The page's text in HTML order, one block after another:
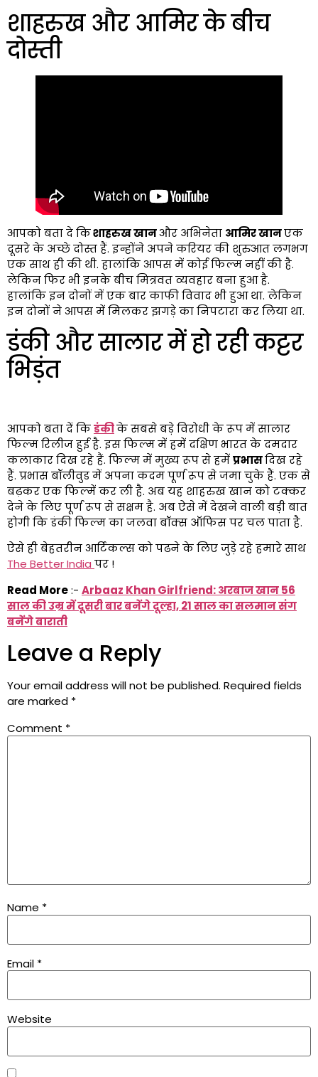
शाहरुख और आमिर के बीच
दोस्ती
आपको बता दे किशाहरुख खानऔर अभिनेता आमिर खानएक
दूसरे के अच्छे दोस्त हैं. इन्होंने अपने करियर की शुरुआत लगभग
एक साथ ही की थी. हालांकि आपस में कोई फिल्म नहीं की है.
लेकिन फिर भी इनके बीच मित्रवत व्यवहार बना हुआ है.
हालांकि इन दोनों में एक बार काफी विवाद भी हुआ था. लेकिन
इन दोनों ने आपस में मिलकर झगड़े का निपटारा कर लिया था.
डंकी और सालार में हो रही कट्टर
भिड़ंत
आपको बता दें किडंकीके सबसे बड़े विरोधी के रूप में सालार
फिल्म रिलीज हुई है. इस फिल्म में हमें दक्षिण भारत के दमदार
कलाकार दिख रहे हैं. फिल्म में मुख्य रूप से हमेंप्रभासदिख रहे
हैं. प्रभास बॉलीवुड में अपना कदम पूर्ण रूप से जमा चुके हैं. एक से
बढ़कर एक फिल्में कर ली है. अब यह शाहरुख खान को टक्कर
देने के लिए पूर्ण रूप से सक्षम है. अब ऐसे में देखने वाली बड़ी बात
होगी कि डंकी फिल्म का जलवा बॉक्स ऑफिस पर चल पाता है.
ऐसे ही बेहतरीन आर्टिकल्स को पढने के लिए जुड़े रहे हमारे साथ
The Better India पर !
Read More:- Arbaaz Khan Girlfriend: अरबाज खान 56
साल की उम्र में दूसरी बार बनेंगे दूल्हा, 21 साल का सलमान संग
बनेंगे बाराती
Leave a Reply
Your email address will not be published. Required fields
are marked *
Comment *
Name *
Email *
Website